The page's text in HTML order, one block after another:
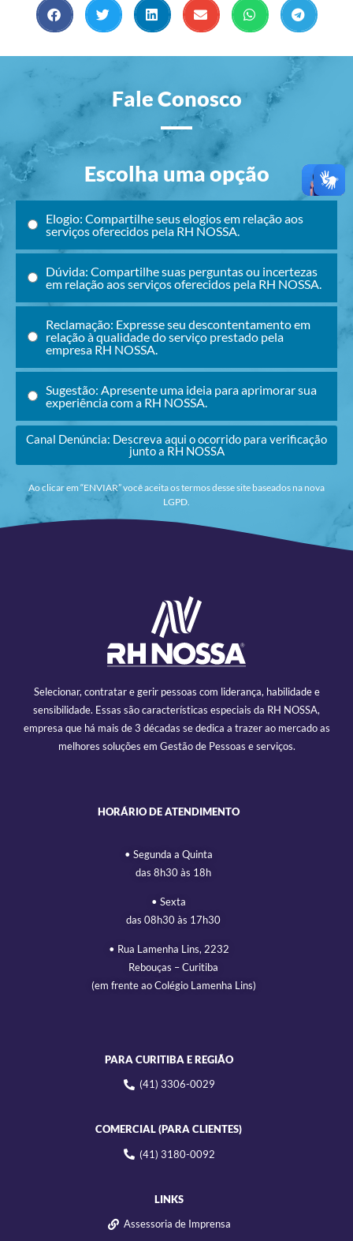
Fale Conosco
Escolha uma opção
Elogio: Compartilhe seus elogios em relação aos
serviços oferecidos pela RH NOSSA.
Dúvida: Compartilhe suas perguntas ou incertezas
em relação aos serviços oferecidos pela RH NOSSA.
Reclamação: Expresse seu descontentamento em
relação à qualidade do serviço prestado pela
empresa RH NOSSA.
Sugestão: Apresente uma ideia para aprimorar sua
experiência com a RH NOSSA.
Canal Denúncia: Descreva aqui o ocorrido para verificação
junto a RH NOSSA
Ao clicar em “ENVIAR” você aceita os termos desse site baseados na nova
LGPD.
Selecionar, contratar e gerir pessoas com liderança, habilidade e
sensibilidade. Essas são características especiais da RH NOSSA,
empresa que há mais de 3 décadas se dedica a trazer ao mercado as
melhores soluções em Gestão de Pessoas e serviços.
HORÁRIO DE ATENDIMENTO
• Segunda a Quinta
das 8h30 às 18h
• Sexta
das 08h30 às 17h30
• Rua Lamenha Lins, 2232
Rebouças – Curitiba
(em frente ao Colégio Lamenha Lins)
PARA CURITIBA E REGIÃO
(41) 3306-0029
COMERCIAL (PARA CLIENTES)
(41) 3180-0092
LINKS
Assessoria de Imprensa